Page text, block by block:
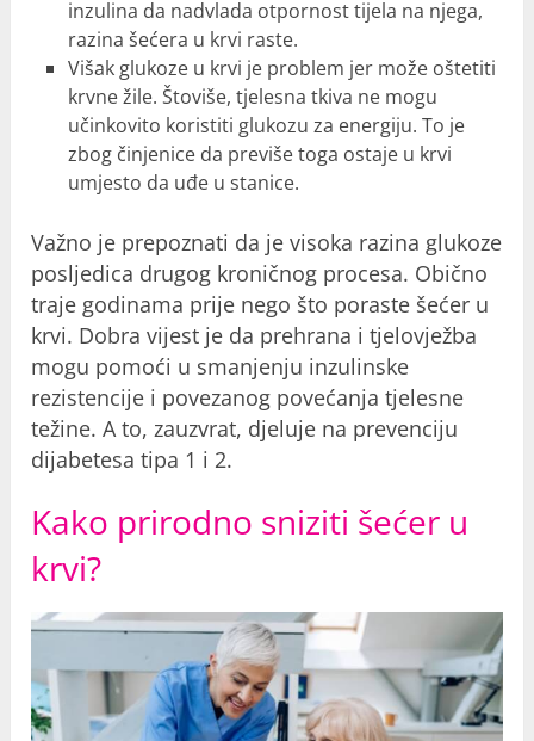
inzulina da nadvlada otpornost tijela na njega,
razina šećera u krvi raste.
Višak glukoze u krvi je problem jer može oštetiti
krvne žile. Štoviše, tjelesna tkiva ne mogu
učinkovito koristiti glukozu za energiju. To je
zbog činjenice da previše toga ostaje u krvi
umjesto da uđe u stanice.
Važno je prepoznati da je visoka razina glukoze
posljedica drugog kroničnog procesa. Obično
traje godinama prije nego što poraste šećer u
krvi. Dobra vijest je da prehrana i tjelovježba
mogu pomoći u smanjenju inzulinske
rezistencije i povezanog povećanja tjelesne
težine. A to, zauzvrat, djeluje na prevenciju
dijabetesa tipa 1 i 2.
Kako prirodno sniziti šećer u
krvi?